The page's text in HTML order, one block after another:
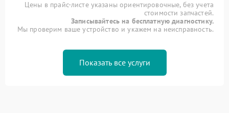
Цены в прайс-листе указаны ориентировочные, без учета
стоимости запчастей.
Записывайтесь на бесплатную диагностику.
Мы проверим ваше устройство и укажем на неисправность.
Показать все услуги